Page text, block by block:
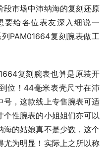
段市场中沛纳海的复刻还原
要给各位表友深入细说一
PAM01664复刻腕表做工
复刻腕表也算是原装开
位！44毫米表壳尺寸在沛
号，这款线上专售腕表可适
个性腕表的小姐姐们亦可以
的姑娘真不是少数，这个
尤为明显！实际上之所以称